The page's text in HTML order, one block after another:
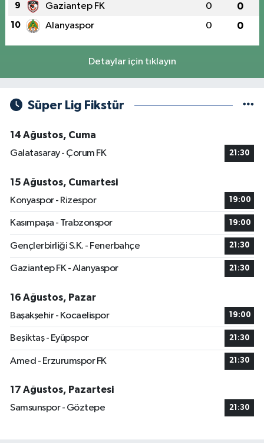
9 Gaziantep FK 0 0
10 Alanyaspor 0 0
Detaylar için tıklayın
Süper Lig Fikstür
14 Ağustos, Cuma
Galatasaray - Çorum FK
21:30
15 Ağustos, Cumartesi
Konyaspor - Rizespor
19:00
Kasımpaşa - Trabzonspor 19:00
Gençlerbirliği S.K. - Fenerbahçe 21:30
Gaziantep FK - Alanyaspor 21:30
16 Ağustos, Pazar
Başakşehir - Kocaelispor
19:00
Beşiktaş - Eyüpspor 21:30
Amed - Erzurumspor FK 21:30
17 Ağustos, Pazartesi
Samsunspor - Göztepe
21:30